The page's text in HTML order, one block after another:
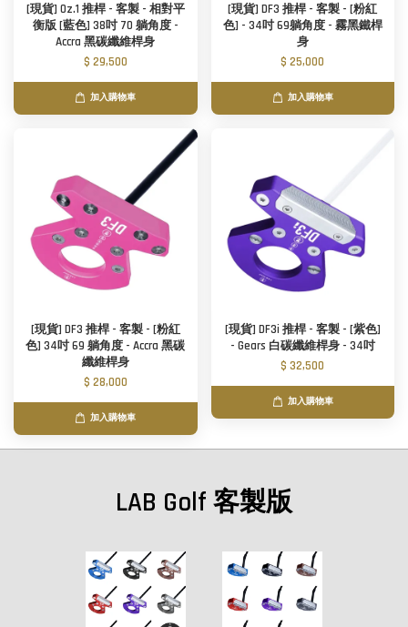
[現貨] Oz.1 推桿 - 客製 - 相對平
衡版 [藍色] 38吋 70 躺角度 -
Accra 黑碳纖維桿身
$ 29,500
加入購物車
[現貨] DF3 推桿 - 客製 - [粉紅
色] - 34吋 69躺角度 - 霧黑鐵桿
身
$ 25,000
加入購物車
[現貨] DF3 推桿 - 客製 - [粉紅
色] 34吋 69 躺角度 - Accra 黑碳
纖維桿身
$ 28,000
加入購物車
[現貨] DF3i 推桿 - 客製 - [紫色]
- Gears 白碳纖維桿身 - 34吋
$ 32,500
加入購物車
LAB Golf 客製版